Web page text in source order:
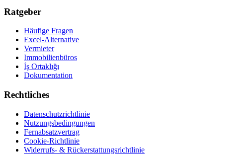
Ratgeber
Häufige Fragen
Excel-Alternative
Vermieter
Immobilienbüros
İş Ortaklığı
Dokumentation
Rechtliches
Datenschutzrichtlinie
Nutzungsbedingungen
Fernabsatzvertrag
Cookie-Richtlinie
Widerrufs- & Rückerstattungsrichtlinie